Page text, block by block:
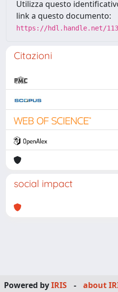
Utilizza questo
link a questo documento:
https://hdl.handle.net/
Citazioni
social impact
Powered byIRIS - about